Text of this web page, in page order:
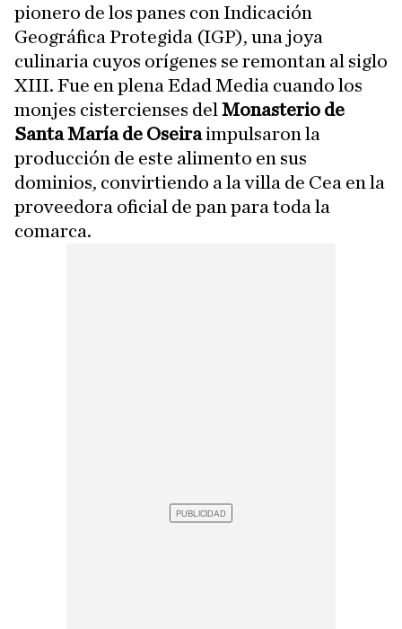
pionero de los panes con Indicación
Geográfica Protegida (IGP), una joya
culinaria cuyos orígenes se remontan al siglo
XIII. Fue en plena Edad Media cuando los
monjes cistercienses del Monasterio de
Santa María de Oseiraimpulsaron la
producción de este alimento en sus
dominios, convirtiendo a la villa de Cea en la
proveedora oficial de pan para toda la
comarca.